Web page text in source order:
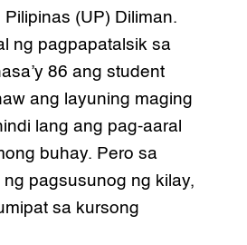
(UP) Diliman.
ng pagpapatalsik sa
86 ang student
ang layuning maging
lang ang pag-aaral
buhay. Pero sa
pagsusunog ng kilay,
sa kursong